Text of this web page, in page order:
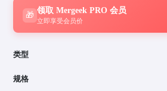
🎁
领取 Mergeek PRO 会员
立即享受会员价
类型
规格